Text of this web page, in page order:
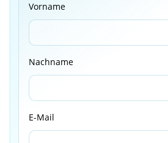
Vorname
Nachname
E-Mail